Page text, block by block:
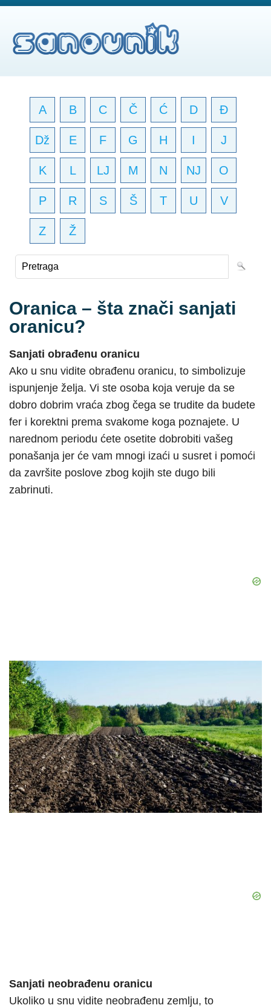
A B C Č Ć D Đ
Dž E F G H I J
K L LJ M N NJ O
P R S Š T U V
Z Ž
Oranica – šta znači sanjati
oranicu?
Sanjati obrađenu oranicu
Ako u snu vidite obrađenu oranicu, to simbolizuje
ispunjenje želja. Vi ste osoba koja veruje da se
dobro dobrim vraća zbog čega se trudite da budete
fer i korektni prema svakome koga poznajete. U
narednom periodu ćete osetite dobrobiti vašeg
ponašanja jer će vam mnogi izaći u susret i pomoći
da završite poslove zbog kojih ste dugo bili
zabrinuti.
Sanjati neobrađenu oranicu
Ukoliko u snu vidite neobrađenu zemlju, to